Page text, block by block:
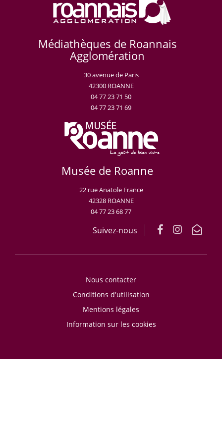
Médiathèques de Roannais
Agglomération
30 avenue de Paris
42300 ROANNE
04 77 23 71 50
04 77 23 71 69
Musée de Roanne
22 rue Anatole France
42328 ROANNE
04 77 23 68 77
Suivez-nous
Nous contacter
Conditions d'utilisation
Mentions légales
Information sur les cookies